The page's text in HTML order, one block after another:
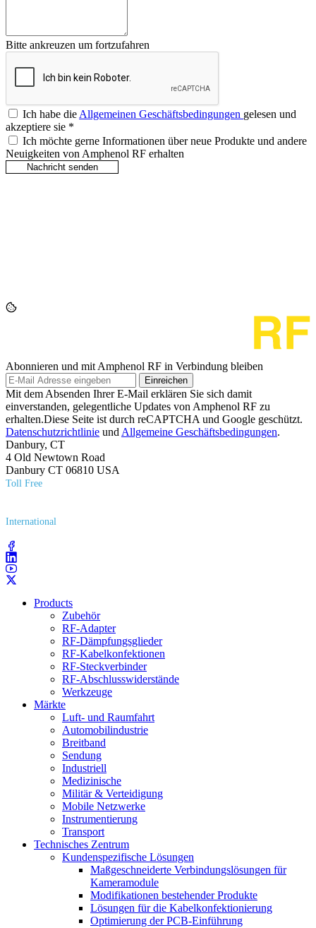
Bitte ankreuzen um fortzufahren
Ich habe dieAllgemeinen Geschäftsbedingungen gelesen und
akzeptiere sie *
Ich möchte gerne Informationen über neue Produkte und andere
Neuigkeiten von Amphenol RF erhalten
Abonnieren und mit Amphenol RF in Verbindung bleiben
Einreichen
Mit dem Absenden Ihrer E-Mail erklären Sie sich damit
einverstanden, gelegentliche Updates von Amphenol RF zu
erhalten.Diese Seite ist durch reCAPTCHA und Google geschützt.
Datenschutzrichtlinie und Allgemeine Geschäftsbedingungen.
Danbury, CT
4 Old Newtown Road
Danbury CT 06810 USA
Toll Free
International
Products
Zubehör
RF-Adapter
RF-Dämpfungsglieder
RF-Kabelkonfektionen
RF-Steckverbinder
RF-Abschlusswiderstände
Werkzeuge
Märkte
Luft- und Raumfahrt
Automobilindustrie
Breitband
Sendung
Industriell
Medizinische
Militär & Verteidigung
Mobile Netzwerke
Instrumentierung
Transport
Technisches Zentrum
Kundenspezifische Lösungen
Maßgeschneiderte Verbindungslösungen für
Kameramodule
Modifikationen bestehender Produkte
Lösungen für die Kabelkonfektionierung
Optimierung der PCB-Einführung